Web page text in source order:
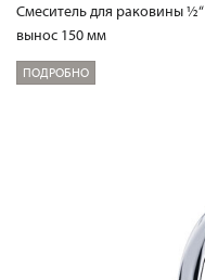
Смеситель для раковины ½“
вынос 150 мм
ПОДРОБНО